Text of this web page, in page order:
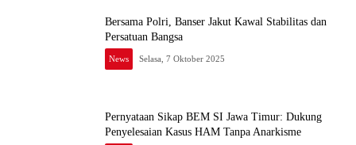
Bersama Polri, Banser Jakut Kawal Stabilitas dan
Persatuan Bangsa
News Selasa, 7 Oktober 2025
Pernyataan Sikap BEM SI Jawa Timur: Dukung
Penyelesaian Kasus HAM Tanpa Anarkisme